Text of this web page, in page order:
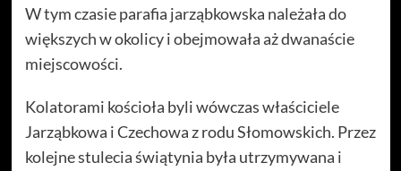
W tym czasie parafia jarząbkowska należała do
większych w okolicy i obejmowała aż dwanaście
miejscowości.
Kolatorami kościoła byli wówczas właściciele
Jarząbkowa i Czechowa z rodu Słomowskich. Przez
kolejne stulecia świątynia była utrzymywana i